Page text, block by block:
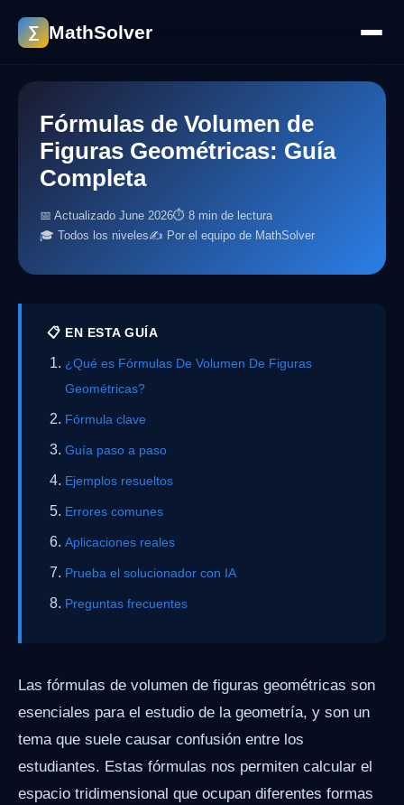
∑ MathSolver
Fórmulas de Volumen de
Figuras Geométricas: Guía
Completa
📅 Actualizado June 2026⏱ 8 min de lectura
🎓 Todos los niveles✍️ Por el equipo de MathSolver
📋 EN ESTA GUÍA
¿Qué es Fórmulas De Volumen De Figuras
Geométricas?
Fórmula clave
Guía paso a paso
Ejemplos resueltos
Errores comunes
Aplicaciones reales
Prueba el solucionador con IA
Preguntas frecuentes
Las fórmulas de volumen de figuras geométricas son
esenciales para el estudio de la geometría, y son un
tema que suele causar confusión entre los
estudiantes. Estas fórmulas nos permiten calcular el
espacio tridimensional que ocupan diferentes formas